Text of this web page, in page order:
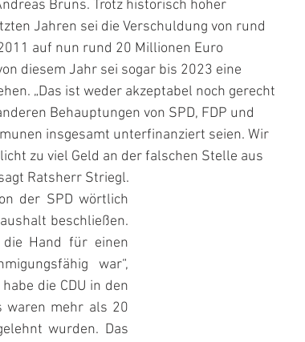
Bruns. Trotz historisch hoher
Jahren sei die Verschuldung von rund
auf nun rund 20 Millionen Euro
diesem Jahr sei sogar bis 2023 eine
„Das ist weder akzeptabel noch gerecht
Behauptungen von SPD, FDP und
insgesamt unterfinanziert seien. Wir
zu viel Geld an der falschen Stelle aus
Ratsherr Striegl.
der SPD wörtlich
beschließen.
Hand für einen
war“,
die CDU in den
waren mehr als 20
wurden. Das